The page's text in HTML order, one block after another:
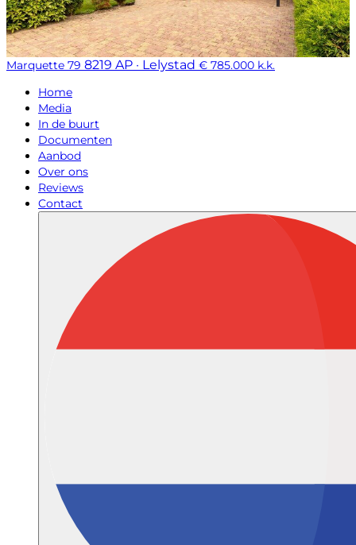
Marquette 79 8219 AP · Lelystad € 785.000 k.k.
Home
Media
In de buurt
Documenten
Aanbod
Over ons
Reviews
Contact